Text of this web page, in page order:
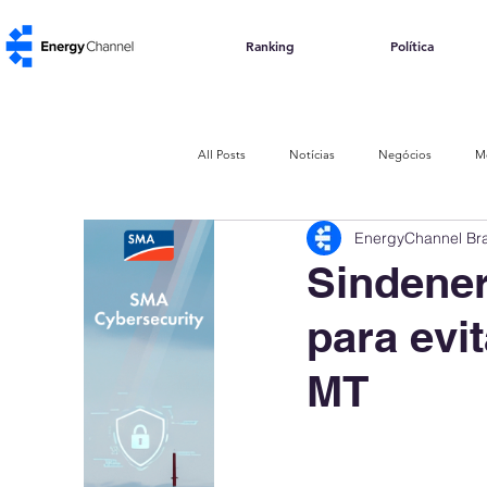
Ranking Política
All Posts Notícias Negócios
Política e Regulação Impacto Social
Energia de Resíduos Biomassa
para
MT
EnergyChannel